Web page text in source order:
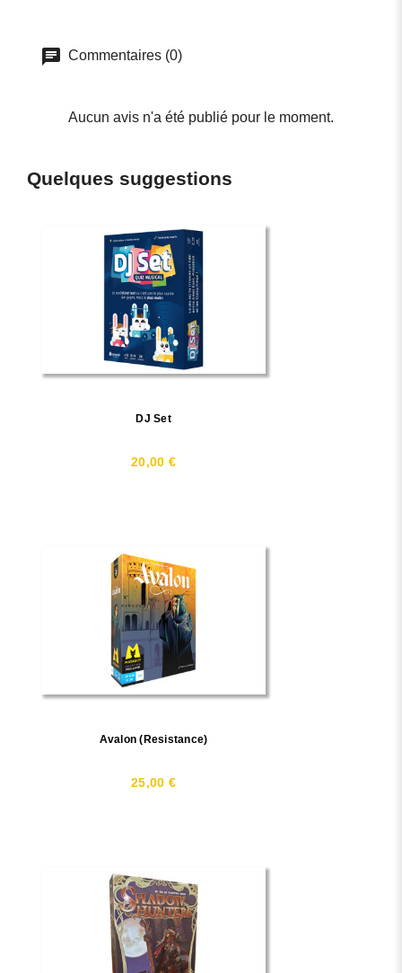
Commentaires (0)
Aucun avis n'a été publié pour le moment.
Quelques suggestions
DJ Set
20,00 €
Avalon (Resistance)
25,00 €